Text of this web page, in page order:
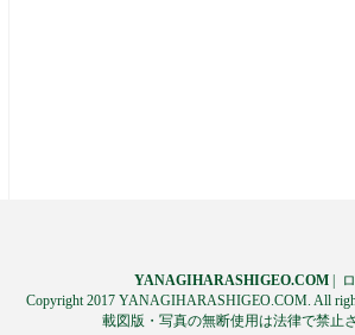
YANAGIHARASHIGEO.COM|
Copyright 2017 YANAGIHARASHIGEO.COM. All
載図版・写真の無断使用は法律で禁止